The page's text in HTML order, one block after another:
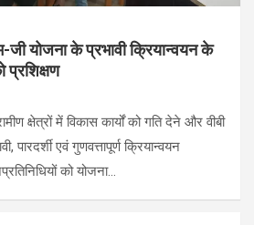
जी योजना के प्रभावी क्रियान्वयन के
प्रशिक्षण
क्षेत्रों में विकास कार्यों को गति देने और वीबी
पारदर्शी एवं गुणवत्तापूर्ण क्रियान्वयन
को योजना…